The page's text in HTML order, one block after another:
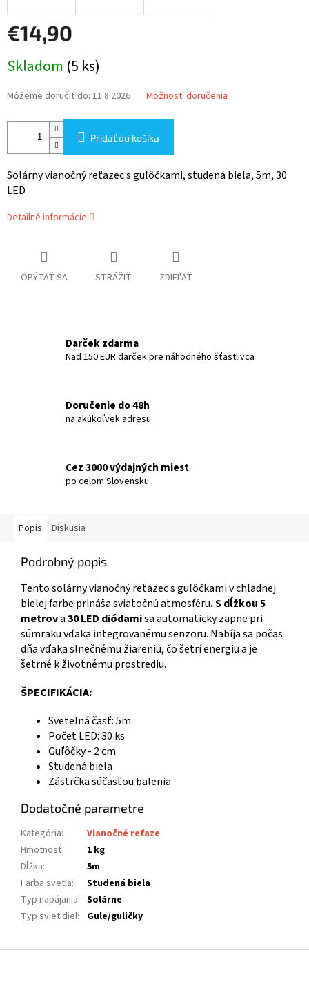
€14,90
cena:
Skladom (5 ks)
Môžeme doručiť do: 11.8.2026 Možnosti doručenia
Pridať do košíka
Solárny vianočný reťazec s guľôčkami, studená biela, 5m, 30
LED
Detailné informácie
OPÝTAŤ SA STRÁŽIŤ ZDIEĽAŤ
Darček zdarma
Nad 150 EUR darček pre náhodného šťastlivca
Doručenie do 48h
na akúkoľvek adresu
Cez 3000 výdajných miest
po celom Slovensku
Popis Diskusia
Podrobný popis
Tento solárny vianočný reťazec s guľôčkami v chladnej
bielej farbe prináša sviatočnú atmosféru. S dĺžkou 5
metrova30 LED diódamisa automaticky zapne pri
súmraku vďaka integrovanému senzoru. Nabíja sa počas
dňa vďaka slnečnému žiareniu, čo šetrí energiu a je
šetrné k životnému prostrediu.
ŠPECIFIKÁCIA:
Svetelná časť: 5m
Počet LED: 30 ks
Guľôčky - 2 cm
Studená biela
Zástrčka súčasťou balenia
Dodatočné parametre
Kategória:
Vianočné reťaze
Hmotnosť:
1 kg
Dĺžka:
5m
Farba svetla:
Studená biela
Typ napájania: Solárne
Typ svietidiel: Gule/guličky